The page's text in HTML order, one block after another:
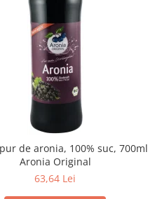
de aronia, 100% suc, 700ml
Aronia Original
63,64 Lei